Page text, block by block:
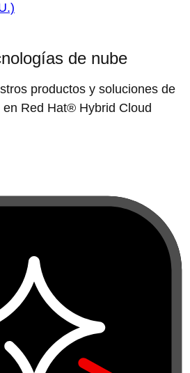
de nube
productos y soluciones de
Red Hat® Hybrid Cloud